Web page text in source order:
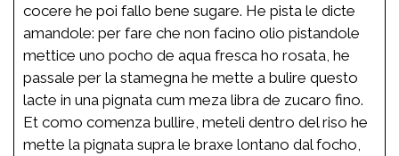
cocere he poi fallo bene sugare. He pista le dicte
amandole: per fare che non facino olio pistandole
mettice uno pocho de aqua fresca ho rosata, he
passale per la stamegna he mette a bulire questo
lacte in una pignata cum meza libra de zucaro fino.
Et como comenza bullire, meteli dentro del riso he
mette la pignata supra le braxe lontano dal focho,